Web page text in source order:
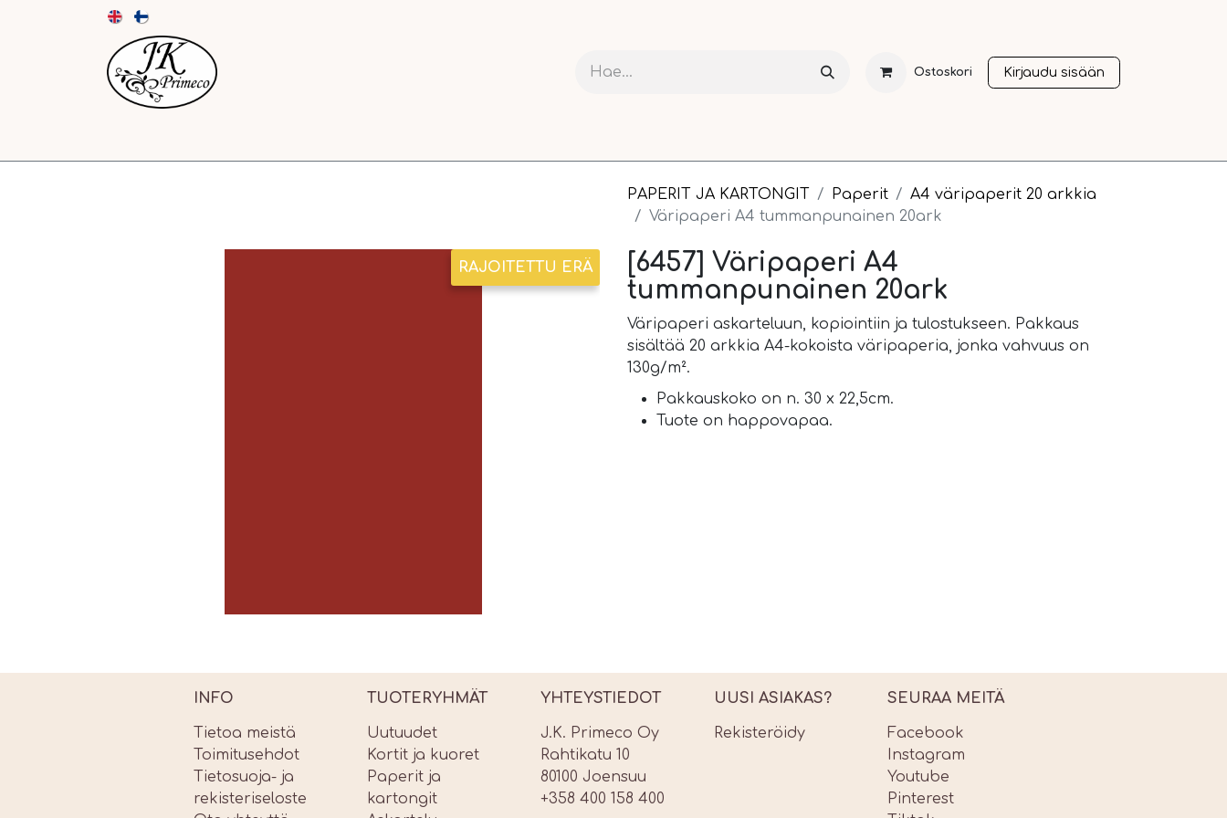
Ostoskori Kirjaudu sisään
PAPERIT JA KARTONGIT Paperit
A4 väripaperit 20 arkkia
Väripaperi A4 tummanpunainen 20ark
RAJOITETTU ERÄ
[6457] Väripaperi A4
tummanpunainen 20ark
Väripaperi askarteluun, kopiointiin ja tulostukseen. Pakkaus
sisältää 20 arkkia A4-kokoista väripaperia, jonka vahvuus on
130g/m².
Pakkauskoko on n. 30 x 22,5cm.
Tuote on happovapaa.
INFO
Tietoa meistä
Toimitusehdot
Tietosuoja- ja
rekisteriseloste
TUOTERYHMÄT
Uutuudet
Kortit ja kuoret
Paperit ja
kartongit
YHTEYSTIEDOT
J.K. Primeco Oy
Rahtikatu 10
80100 Joensuu
+358 400 158 400
UUSI ASIAKAS?
Rekisteröidy
SEURAA MEITÄ
Facebook
Instagram
Youtube
Pinterest